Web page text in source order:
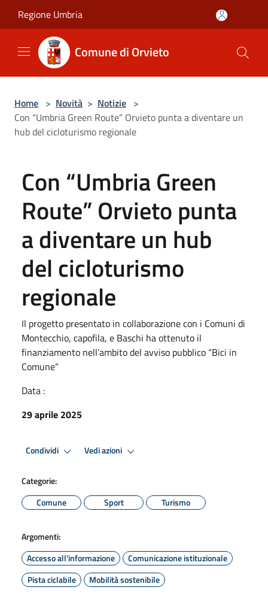
Regione Umbria
Comune di Orvieto
Home > Novità > Notizie >
Con “Umbria Green Route” Orvieto punta a diventare un
hub del cicloturismo regionale
Con “Umbria Green
Route” Orvieto punta
a diventare un hub
del cicloturismo
regionale
Il progetto presentato in collaborazione con i Comuni di
Montecchio, capofila, e Baschi ha ottenuto il
finanziamento nell’ambito del avviso pubblico “Bici in
Comune”
Data :
29 aprile 2025
Condividi Vedi azioni
Categorie:
Comune
Sport Turismo
Argomenti:
Accesso all'informazione
Comunicazione istituzionale
Pista ciclabile
Mobilità sostenibile